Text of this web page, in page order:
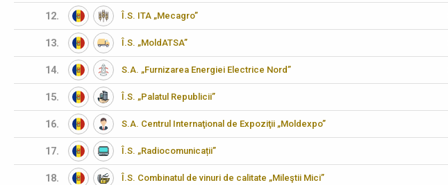
12. Î.S. ITA „Mecagro”
13. Î.S. „MoldATSA”
14. S.A. „Furnizarea Energiei Electrice Nord”
15. Î.S. „Palatul Republicii”
16. S.A. Centrul Internaţional de Expoziţii „Moldexpo”
17. Î.S. „Radiocomunicații”
18. Î.S. Combinatul de vinuri de calitate „Mileştii Mici”